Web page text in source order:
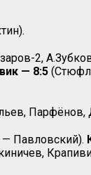
2,
— 8:5
Парфёнов,
Павловский).